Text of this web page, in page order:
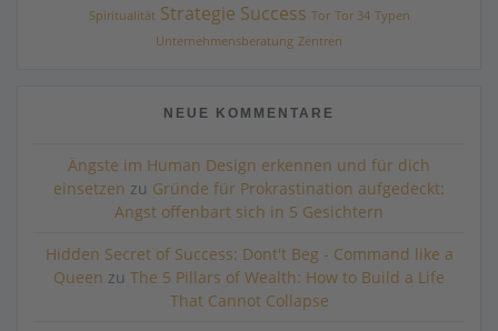
Spiritualität Strategie Success Tor Tor 34 Typen
Unternehmensberatung Zentren
NEUE KOMMENTARE
Ängste im Human Design erkennen und für dich
einsetzen zu Gründe für Prokrastination aufgedeckt:
Angst offenbart sich in 5 Gesichtern
Hidden Secret of Success: Dont't Beg - Command like a
Queen zu The 5 Pillars of Wealth: How to Build a Life
That Cannot Collapse